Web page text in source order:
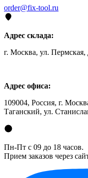
order@fix-tool.ru
Адрес склада:
г. Москва, ул. Пермская,
Адрес офиса:
109004, Россия, г.
Таганский, ул.
Пн-Пт с 09 до 18 часов.
Прием заказов через